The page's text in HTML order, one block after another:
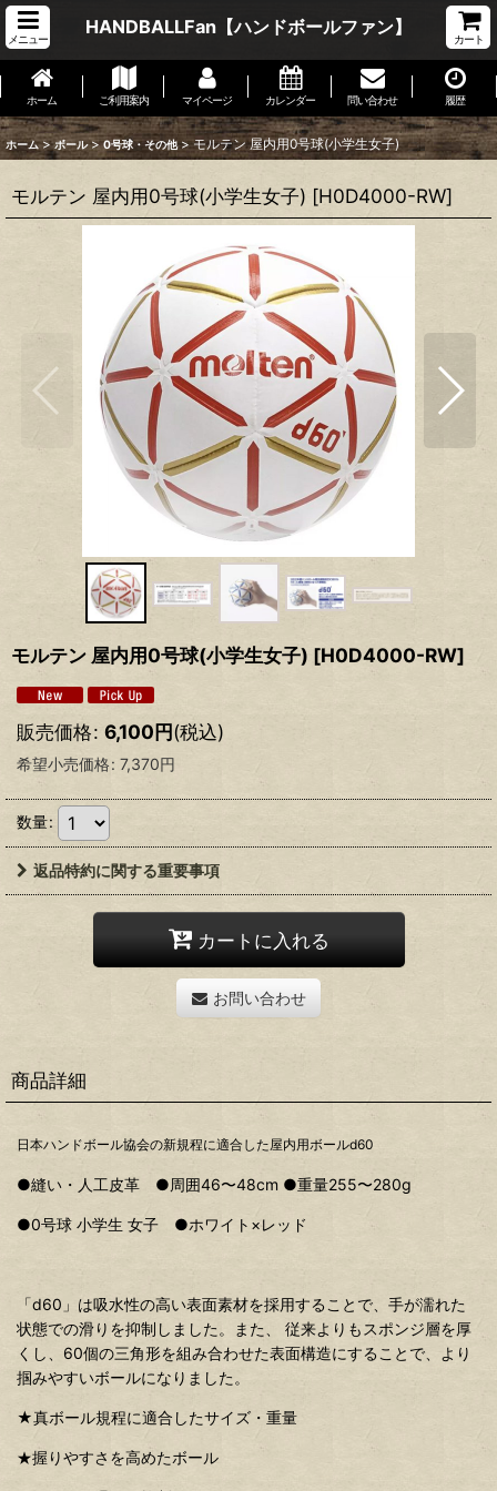
メニュー
HANDBALLFan【ハンドボールファン】
カート
ホーム ご利用案内 マイページ カレンダー 問い合わせ 履歴
ホーム > ボール > 0号球・その他 > モルテン 屋内用0号球(小学生女子)
モルテン 屋内用0号球(小学生女子) [H0D4000-RW]
モルテン 屋内用0号球(小学生女子) [H0D4000-RW]
販売価格: 6,100円(税込)
希望小売価格: 7,370円
数量:
返品特約に関する重要事項
カートに入れる
お問い合わせ
商品詳細
日本ハンドボール協会の新規程に適合した屋内用ボールd60
●縫い・人工皮革 ●周囲46〜48cm ●重量255〜280g
●0号球 小学生 女子 ●ホワイト×レッド
「d60」は吸水性の高い表面素材を採用することで、手が濡れた
状態での滑りを抑制しました。また、 従来よりもスポンジ層を厚
くし、60個の三角形を組み合わせた表面構造にすることで、より
掴みやすいボールになりました。
★真ボール規程に適合したサイズ・重量
★握りやすさを高めたボール